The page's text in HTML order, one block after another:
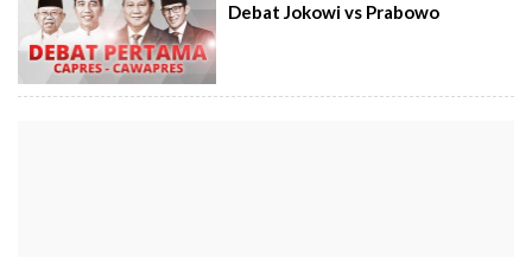
Debat Jokowi vs Prabowo